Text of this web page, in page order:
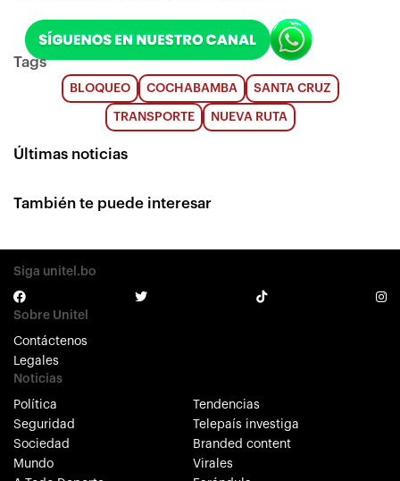
Tags
BLOQUEO COCHABAMBA SANTA CRUZ
TRANSPORTE NUEVA RUTA
Últimas noticias
También te puede interesar
Siga unitel.bo
Sobre Unitel
Contáctenos
Legales
Noticias
Política
Seguridad
Sociedad
Mundo
Tendencias
Telepaís investiga
Branded content
Virales